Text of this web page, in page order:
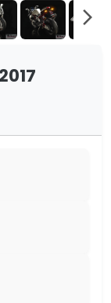
arrow_forward_ios